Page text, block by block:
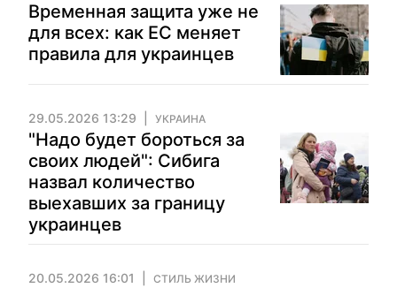
Временная защита уже не
для всех: как ЕС меняет
правила для украинцев
29.05.2026 13:29 УКРАИНА
"Надо будет бороться за
своих людей": Сибига
назвал количество
выехавших за границу
украинцев
20.05.2026 16:01 СТИЛЬ ЖИЗНИ